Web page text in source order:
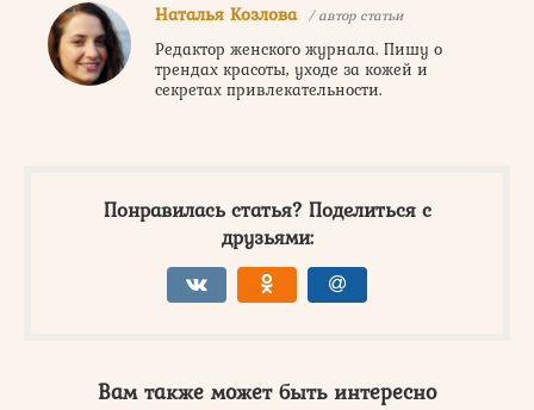
Наталья Козлова / автор статьи
Редактор женского журнала. Пишу о
трендах красоты, уходе за кожей и
секретах привлекательности.
Понравилась статья? Поделиться с
друзьями:
Вам также может быть интересно